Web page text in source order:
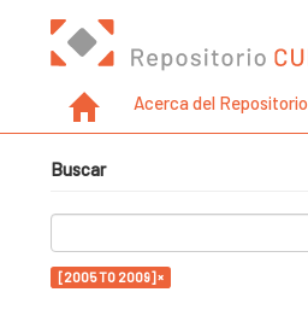
Acerca del Repositorio
Buscar
[2005 TO 2009] ×